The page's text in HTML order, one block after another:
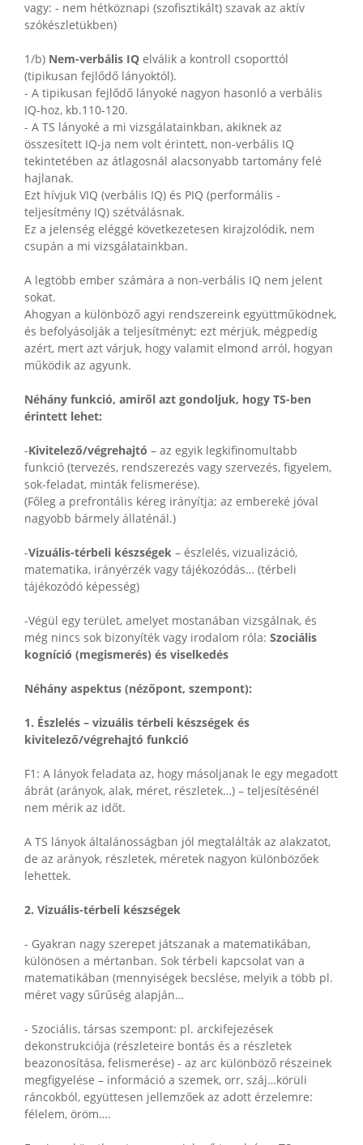
vagy: - nem hétköznapi (szofisztikált) szavak az aktív
szókészletükben)
1/b) Nem-verbális IQ elválik a kontroll csoporttól
(tipikusan fejlődő lányoktól).
- A tipikusan fejlődő lányoké nagyon hasonló a verbális
IQ-hoz, kb.110-120.
- A TS lányoké a mi vizsgálatainkban, akiknek az
összesített IQ-ja nem volt érintett, non-verbális IQ
tekintetében az átlagosnál alacsonyabb tartomány felé
hajlanak.
Ezt hívjuk VIQ (verbális IQ) és PIQ (performális -
teljesítmény IQ) szétválásnak.
Ez a jelenség eléggé következetesen kirajzolódik, nem
csupán a mi vizsgálatainkban.
A legtöbb ember számára a non-verbális IQ nem jelent
sokat.
Ahogyan a különböző agyi rendszereink együttműködnek,
és befolyásolják a teljesítményt; ezt mérjük, mégpedig
azért, mert azt várjuk, hogy valamit elmond arról, hogyan
működik az agyunk.
Néhány funkció, amiről azt gondoljuk, hogy TS-ben
érintett lehet:
-Kivitelező/végrehajtó – az egyik legkifinomultabb
funkció (tervezés, rendszerezés vagy szervezés, figyelem,
sok-feladat, minták felismerése).
(Főleg a prefrontális kéreg irányítja; az embereké jóval
nagyobb bármely állaténál.)
-Vizuális-térbeli készségek – észlelés, vizualizáció,
matematika, irányérzék vagy tájékozódás… (térbeli
tájékozódó képesség)
-Végül egy terület, amelyet mostanában vizsgálnak, és
még nincs sok bizonyíték vagy irodalom róla: Szociális
kogníció (megismerés) és viselkedés
Néhány aspektus (nézőpont, szempont):
1. Észlelés – vizuális térbeli készségek és
kivitelező/végrehajtó funkció
F1: A lányok feladata az, hogy másoljanak le egy megadott
ábrát (arányok, alak, méret, részletek…) – teljesítésénél
nem mérik az időt.
A TS lányok általánosságban jól megtalálták az alakzatot,
de az arányok, részletek, méretek nagyon különbözőek
lehettek.
2. Vizuális-térbeli készségek
- Gyakran nagy szerepet játszanak a matematikában,
különösen a mértanban. Sok térbeli kapcsolat van a
matematikában (mennyiségek becslése, melyik a több pl.
méret vagy sűrűség alapján…
- Szociális, társas szempont: pl. arckifejezések
dekonstrukciója (részleteire bontás és a részletek
beazonosítása, felismerése) - az arc különböző részeinek
megfigyelése – információ a szemek, orr, száj…körüli
ráncokból, együttesen jellemzőek az adott érzelemre:
félelem, öröm….